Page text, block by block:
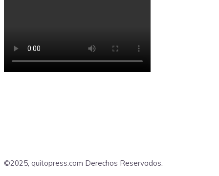
©2025, quitopress.com Derechos Reservados.